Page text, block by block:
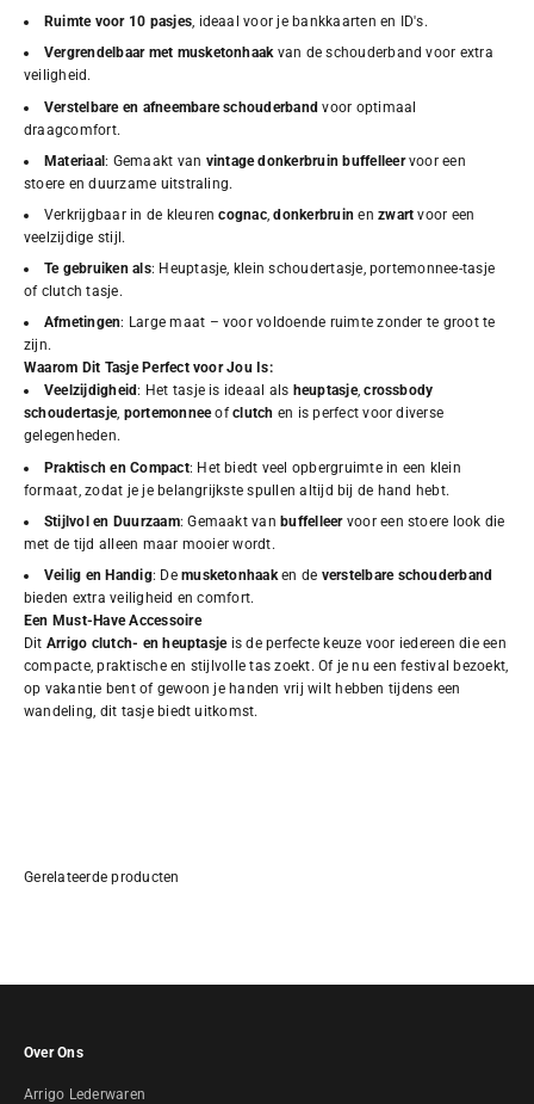
Ruimte voor 10 pasjes, ideaal voor je bankkaarten en ID's.
Vergrendelbaar met musketonhaakvan de schouderband voor extra
veiligheid.
Verstelbare en afneembare schouderband voor optimaal
draagcomfort.
Materiaal: Gemaakt van vintage donkerbruin buffelleervoor een
stoere en duurzame uitstraling.
Verkrijgbaar in de kleurencognac,donkerbruin enzwart voor een
veelzijdige stijl.
Te gebruiken als: Heuptasje, klein schoudertasje, portemonnee-tasje
of clutch tasje.
Afmetingen: Large maat – voor voldoende ruimte zonder te groot te
zijn.
Waarom Dit Tasje Perfect voor Jou Is:
Veelzijdigheid: Het tasje is ideaal als heuptasje,crossbody
schoudertasje, portemonneeofclutch en is perfect voor diverse
gelegenheden.
Praktisch en Compact: Het biedt veel opbergruimte in een klein
formaat, zodat je je belangrijkste spullen altijd bij de hand hebt.
Stijlvol en Duurzaam: Gemaakt vanbuffelleervoor een stoere look die
met de tijd alleen maar mooier wordt.
Veilig en Handig: Demusketonhaaken de verstelbare schouderband
bieden extra veiligheid en comfort.
Een Must-Have Accessoire
Dit Arrigo clutch- en heuptasjeis de perfecte keuze voor iedereen die een
compacte, praktische en stijlvolle tas zoekt. Of je nu een festival bezoekt,
op vakantie bent of gewoon je handen vrij wilt hebben tijdens een
wandeling, dit tasje biedt uitkomst.
Over Ons
Arrigo Lederwaren